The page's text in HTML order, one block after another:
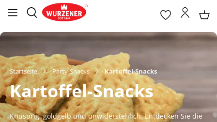
Startseite Party-Snacks Kartoffel-Snacks
Kartoffel-Snacks
Knusprig, goldgelb und unwiderstehlich: Entdecken Sie die